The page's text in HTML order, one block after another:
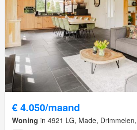
€ 4.050/maand
Woning in 4921 LG, Made,